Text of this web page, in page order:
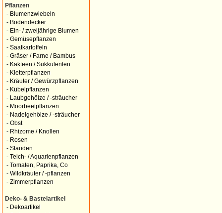
Pflanzen
- Blumenzwiebeln
- Bodendecker
- Ein- / zweijährige Blumen
- Gemüsepflanzen
- Saatkartoffeln
- Gräser / Farne / Bambus
- Kakteen / Sukkulenten
- Kletterpflanzen
- Kräuter / Gewürzpflanzen
- Kübelpflanzen
-
Laubgehölze / -sträucher
- Moorbeetpflanzen
- Nadelgehölze / -sträucher
- Obst
- Rhizome / Knollen
- Rosen
- Stauden
- Teich- / Aquarienpflanzen
- Tomaten, Paprika, Co
- Wildkräuter / -pflanzen
- Zimmerpflanzen
Deko- & Bastelartikel
- Dekoartikel